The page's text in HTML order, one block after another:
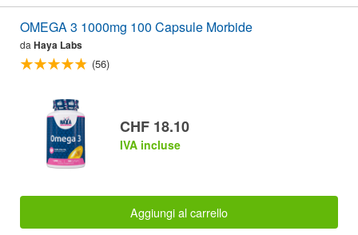
OMEGA 3 1000mg 100 Capsule Morbide
da Haya Labs
(56)
CHF 18.10
IVA incluse
Aggiungi al carrello